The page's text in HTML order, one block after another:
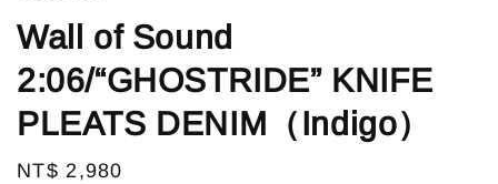
Wall of Sound
2:06/“GHOSTRIDE” KNIFE
PLEATS DENIM（Indigo）
Regular
NT$ 2,980